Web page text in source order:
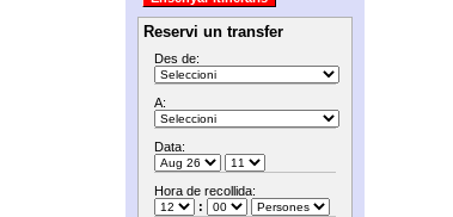
Reservi un transfer
Des de:
A:
Data:
Hora de recollida:
: